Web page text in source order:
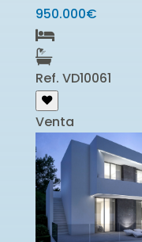
950.000€
Ref. VD10061
Venta